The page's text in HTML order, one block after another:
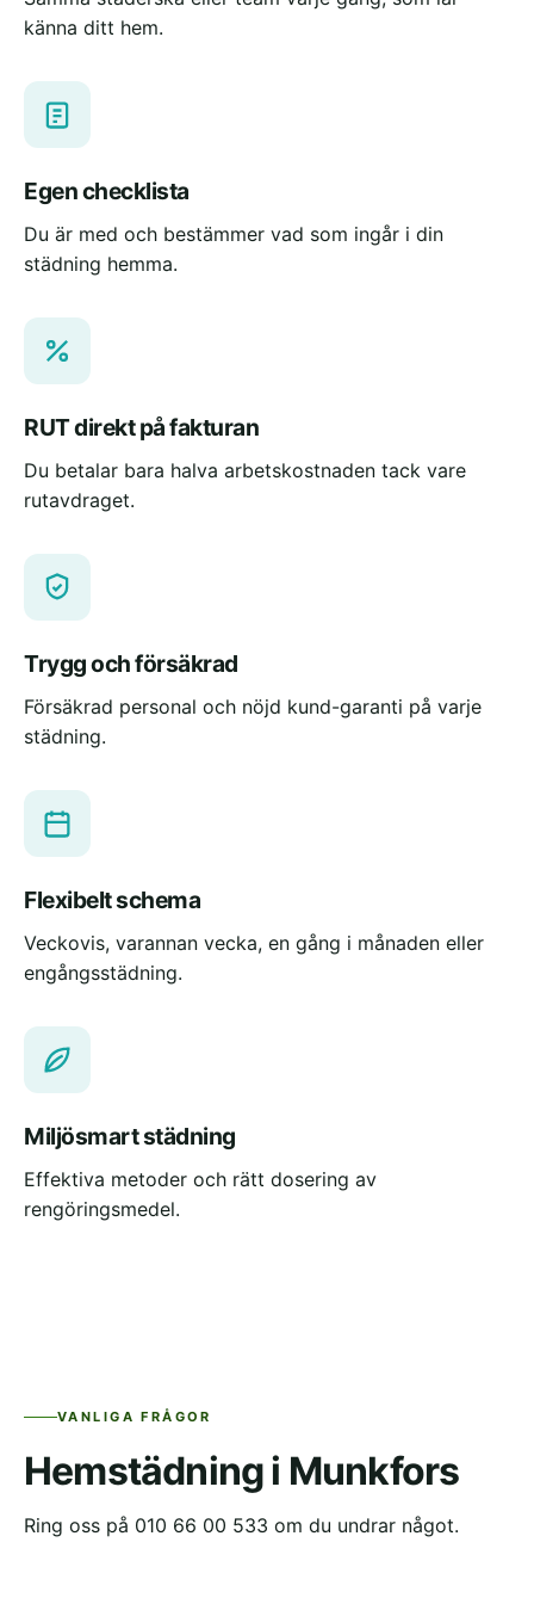
känna ditt hem.
Egen checklista
Du är med och bestämmer vad som ingår i din
städning hemma.
RUT direkt på fakturan
Du betalar bara halva arbetskostnaden tack vare
rutavdraget.
Trygg och försäkrad
Försäkrad personal och nöjd kund-garanti på varje
städning.
Flexibelt schema
Veckovis, varannan vecka, en gång i månaden eller
engångsstädning.
Miljösmart städning
Effektiva metoder och rätt dosering av
rengöringsmedel.
VANLIGA FRÅGOR
Hemstädning i Munkfors
Ring oss på 010 66 00 533 om du undrar något.